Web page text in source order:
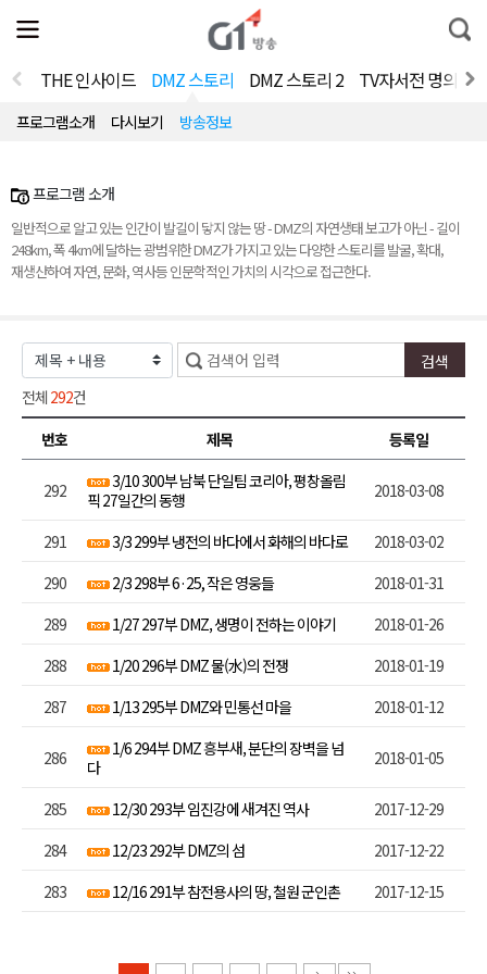
전
체
뉴
열
통
합
색
THE 인사이드 DMZ 스토리 DMZ 스토리 2 TV자서전 명의
프로그램소개 다시보기 방송정보
프로그램 소개
일반적으로 알고 있는 인간이 발길이 닿지 않는 땅 - DMZ의 자연생태 보고가 아닌 - 길이
248km, 폭 4km에 달하는 광범위한 DMZ가 가지고 있는 다양한 스토리를 발굴, 확대,
재생산하여 자연, 문화, 역사등 인문학적인 가치의 시각으로 접근한다.
전체 292건
번호
제목 등록일
292
3/10 300부 남북 단일팀 코리아, 평창올림
픽 27일간의 동행
2018-03-08
291 3/3 299부 냉전의 바다에서 화해의 바다로
2018-03-02
290
2/3 298부 6·25, 작은 영웅들
2018-01-31
289
1/27 297부 DMZ, 생명이 전하는 이야기
2018-01-26
288
1/20 296부 DMZ 물(水)의 전쟁
2018-01-19
287
1/13 295부 DMZ와 민통선 마을 2018-01-12
286
1/6 294부 DMZ 흥부새, 분단의 장벽을 넘
다
2018-01-05
285 12/30 293부 임진강에 새겨진 역사
2017-12-29
284
12/23 292부 DMZ의 섬
2017-12-22
283
12/16 291부 참전용사의 땅, 철원 군인촌 2017-12-15